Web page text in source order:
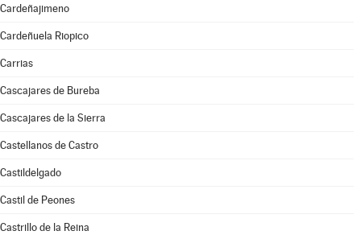
Cardeñajimeno
Cardeñuela Riopico
Carrias
Cascajares de Bureba
Cascajares de la Sierra
Castellanos de Castro
Castildelgado
Castil de Peones
Castrillo de la Reina